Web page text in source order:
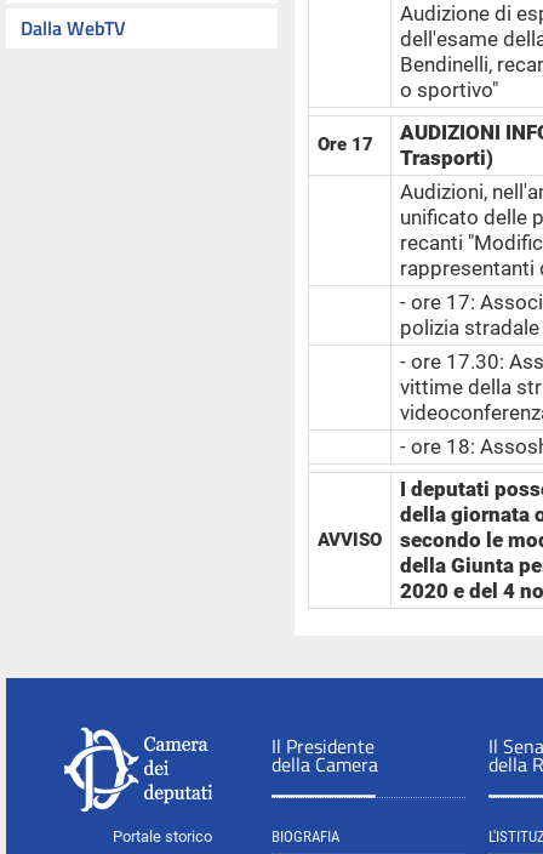
Dalla WebTV
Audizione di
dell'esame
Bendinelli,
o sportivo"
Ore 17
AUDIZIONI
Trasporti)
Audizioni,
unificato delle
recanti
rappresentanti
- ore 17:
polizia
- ore 17.30:
vittime della
- ore 18:
AVVISO
I deputati
della giornata
secondo le
della Giunta
2020 e del 4
Portale storico
Il Presidente
della Camera
BIOGRAFIA
Il
della